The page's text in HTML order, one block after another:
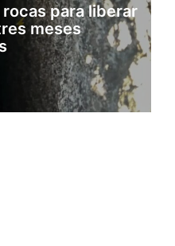
para liberar
meses